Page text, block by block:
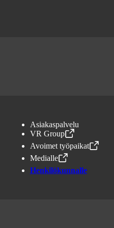
Asiakaspalvelu
VR Group
,Avataan uudessa
Avoimet työpaikat
,Avataan uudessa
Medialle
,Avataan uudessa
Henkilökunnalle